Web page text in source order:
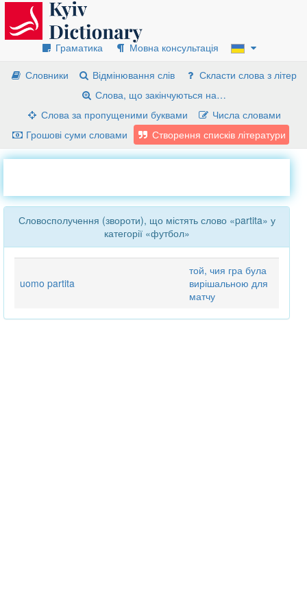
Граматика
Мовна консультація
Словники
Відмінювання слів
Скласти слова з літер
Слова, що закінчуються на…
Слова за пропущеними буквами
Числа словами
Грошові суми словами
Створення списків літератури
Словосполучення (звороти), що містять слово «partita» у
категорії «футбол»
uomo partita
той, чия гра була
вирішальною для
матчу